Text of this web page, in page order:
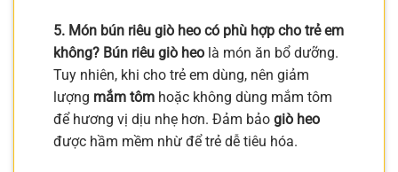
5. Món bún riêu giò heo có phù hợp cho trẻ em
không? Bún riêu giò heo là món ăn bổ dưỡng.
Tuy nhiên, khi cho trẻ em dùng, nên giảm
lượng mắm tôm hoặc không dùng mắm tôm
để hương vị dịu nhẹ hơn. Đảm bảo giò heo
được hầm mềm nhừ để trẻ dễ tiêu hóa.